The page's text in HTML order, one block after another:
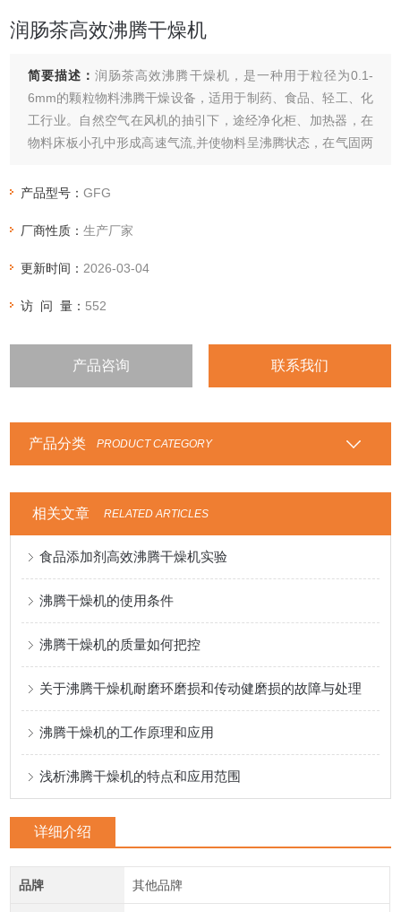
润肠茶高效沸腾干燥机
简要描述：润肠茶高效沸腾干燥机，是一种用于粒径为0.1-
6mm的颗粒物料沸腾干燥设备，适用于制药、食品、轻工、化
工行业。自然空气在风机的抽引下，途经净化柜、加热器，在
物料床板小孔中形成高速气流,并使物料呈沸腾状态，在气固两
产品型号：GFG
厂商性质：生产厂家
更新时间： 2026-03-04
访 问 量： 552
产品咨询 联系我们
产品分类 PRODUCT CATEGORY
相关文章 RELATED ARTICLES
食品添加剂高效沸腾干燥机实验
沸腾干燥机的使用条件
沸腾干燥机的质量如何把控
关于沸腾干燥机耐磨环磨损和传动健磨损的故障与处理
沸腾干燥机的工作原理和应用
浅析沸腾干燥机的特点和应用范围
详细介绍
品牌 其他品牌